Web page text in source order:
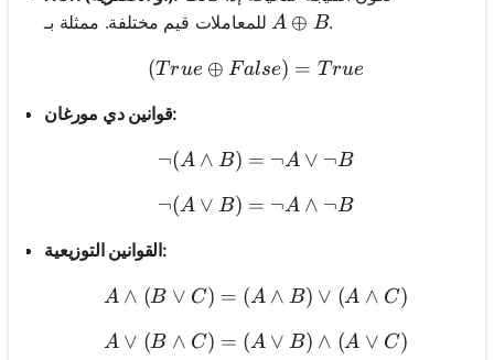
A \oplus B
A ⊕ B.
(True \oplus False) =
(T rue ⊕ False) = T rue
قوانين دي مورغان:
\neg (A \land B) = \neg
¬(A ∧ B) = ¬A ∨ ¬B
\neg (A \lor B) = \neg A
¬(A ∨ B) = ¬A ∧ ¬B
القوانين التوزيعية:
A \land (B \lor C) = (A
A ∧ (B ∨ C) = (A ∧ B) ∨ (A ∧ C)
A \lor (B \land C) = (A
A ∨ (B ∧ C) = (A ∨ B) ∧ (A ∨ C)